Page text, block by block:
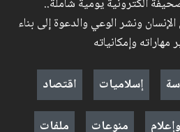
الكترونية يومية شاملة..
ونشر الوعي والدعوة إلى بناء
مهاراته وإمكانياته
إسلاميات
اقتصاد
منوعات ملفات